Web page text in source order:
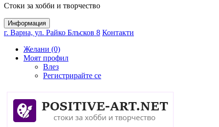
Стоки за хобби и творчество
Информация
г. Варна, ул. Райко Блъсков 8 Контакти
Желани (0)
Моят профил
Влез
Регистрирайте се